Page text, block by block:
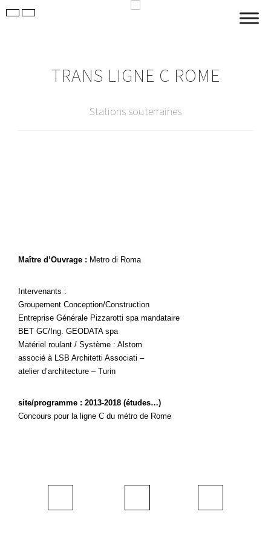
TRANS LIGNE C ROME
Stations souterraines
Maître d’Ouvrage : Metro di Roma
Intervenants :
Groupement Conception/Construction
Entreprise Générale Pizzarotti spa mandataire
BET GC/Ing. GEODATA spa
Matériel roulant / Système : Alstom
associé à LSB Architetti Associati –
atelier d’architecture – Turin
site/programme : 2013-2018 (études…)
Concours pour la ligne C du métro de Rome